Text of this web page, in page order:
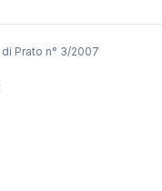
di Prato n° 3/2007